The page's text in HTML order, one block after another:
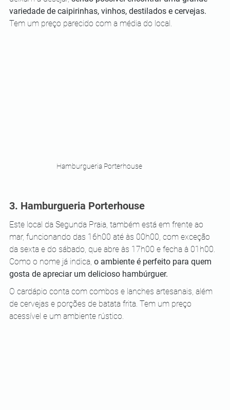
variedade de caipirinhas, vinhos, destilados e cervejas.
Tem um preço parecido com a média do local.
Hamburgueria Porterhouse
3. Hamburgueria Porterhouse
Este local da Segunda Praia, também está em frente ao
mar, funcionando das 16h00 até às 00h00, com exceção
da sexta e do sábado, que abre às 17h00 e fecha à 01h00.
Como o nome já indica, o ambiente é perfeito para quem
gosta de apreciar um delicioso hambúrguer.
O cardápio conta com combos e lanches artesanais, além
de cervejas e porções de batata frita. Tem um preço
acessível e um ambiente rústico.